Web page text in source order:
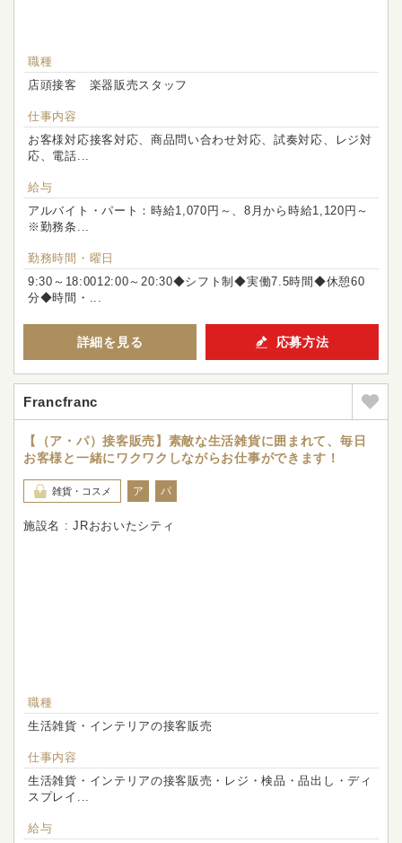
職種
店頭接客 楽器販売スタッフ
仕事内容
お客様対応接客対応、商品問い合わせ対応、試奏対応、レジ対
応、電話...
給与
アルバイト・パート：時給1,070円～、8月から時給1,120円～
※勤務条...
勤務時間・曜日
9:30～18:0012:00～20:30◆シフト制◆実働7.5時間◆休憩60
分◆時間・...
詳細を見る 応募方法
Francfranc
【（ア・パ）接客販売】素敵な生活雑貨に囲まれて、毎日
お客様と一緒にワクワクしながらお仕事ができます！
雑貨・コスメ ア パ
施設名 : JRおおいたシティ
職種
生活雑貨・インテリアの接客販売
仕事内容
生活雑貨・インテリアの接客販売・レジ・検品・品出し・ディ
スプレイ...
給与